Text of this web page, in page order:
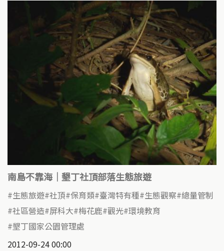
南島不靠海｜墾丁社頂部落生態旅遊
生態旅遊 社頂 保育類 臺灣特有種 生態觀察 總量管制
社區營造 屏科大 梅花鹿 觀光 環境教育
墾丁國家公園管理處
2012-09-24 00:00